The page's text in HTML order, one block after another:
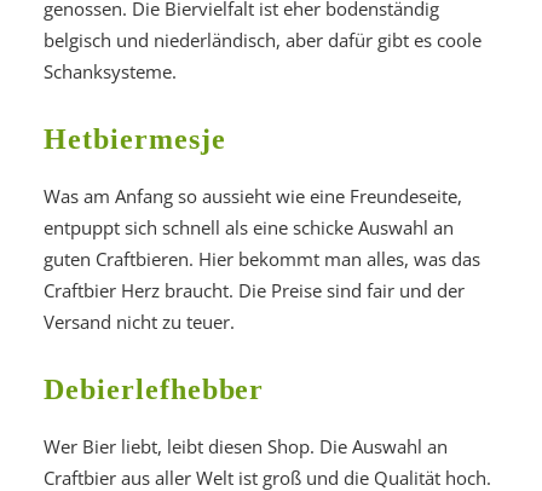
genossen. Die Biervielfalt ist eher bodenständig
belgisch und niederländisch, aber dafür gibt es coole
Schanksysteme.
Hetbiermesje
Was am Anfang so aussieht wie eine Freundeseite,
entpuppt sich schnell als eine schicke Auswahl an
guten Craftbieren. Hier bekommt man alles, was das
Craftbier Herz braucht. Die Preise sind fair und der
Versand nicht zu teuer.
Debierlefhebber
Wer Bier liebt, leibt diesen Shop. Die Auswahl an
Craftbier aus aller Welt ist groß und die Qualität hoch.